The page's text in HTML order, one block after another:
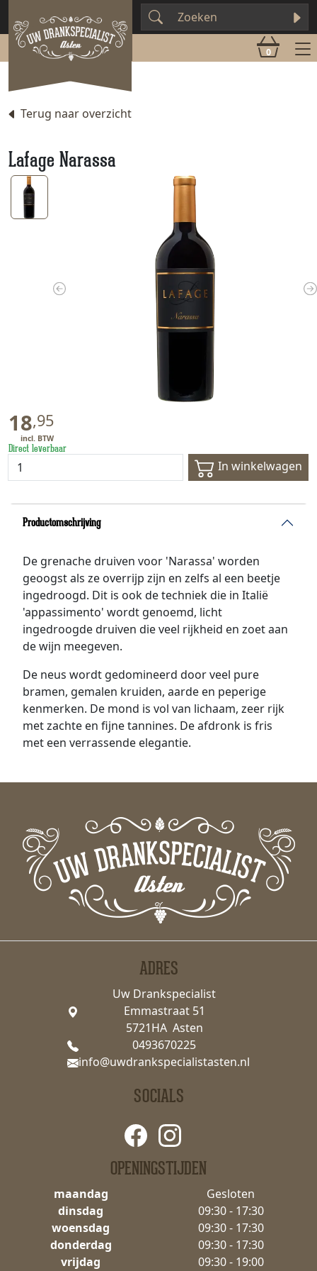
0
Terug naar overzicht
Lafage Narassa
Previous
18,95
Direct leverbaar
In winkelwagen
Productomschrijving
De grenache druiven voor 'Narassa' worden
geoogst als ze overrijp zijn en zelfs al een beetje
ingedroogd. Dit is ook de techniek die in Italië
'appassimento' wordt genoemd, licht
ingedroogde druiven die veel rijkheid en zoet aan
de wijn meegeven.
De neus wordt gedomineerd door veel pure
bramen, gemalen kruiden, aarde en peperige
kenmerken. De mond is vol van lichaam, zeer rijk
met zachte en fijne tannines. De afdronk is fris
met een verrassende elegantie.
ADRES
Uw Drankspecialist
Emmastraat 51
5721HA Asten
0493670225
info@uwdrankspecialistasten.nl
OPENINGSTIJDEN
maandag
Gesloten
dinsdag
09:30 - 17:30
woensdag
09:30 - 17:30
donderdag
09:30 - 17:30
vrijdag
09:30 - 19:00
SOCIALS